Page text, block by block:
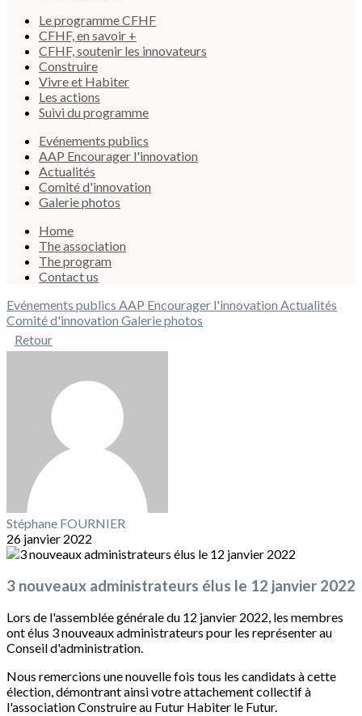
Le programme CFHF
CFHF, en savoir +
CFHF, soutenir les innovateurs
Construire
Vivre et Habiter
Les actions
Suivi du programme
Evénements publics
AAP Encourager l'innovation
Actualités
Comité d'innovation
Galerie photos
Home
The association
The program
Contact us
Evénements publics AAP Encourager l'innovation Actualités
Comité d'innovation Galerie photos
Retour
Stéphane FOURNIER
26 janvier 2022
3 nouveaux administrateurs élus le 12 janvier 2022
Lors de l'assemblée générale du 12 janvier 2022, les membres
ont élus 3 nouveaux administrateurs pour les représenter au
Conseil d'administration.
Nous remercions une nouvelle fois tous les candidats à cette
élection, démontrant ainsi votre attachement collectif à
l'association Construire au Futur Habiter le Futur.